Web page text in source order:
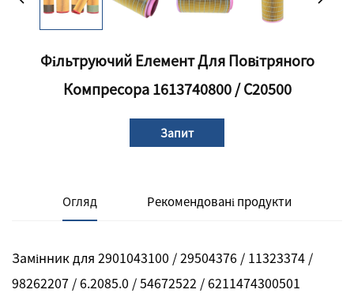
Фільтруючий Елемент Для Повітряного
Компресора 1613740800 / C20500
Запит
Огляд Рекомендовані продукти
Замінник для 2901043100 / 29504376 / 11323374 /
98262207 / 6.2085.0 / 54672522 / 6211474300501